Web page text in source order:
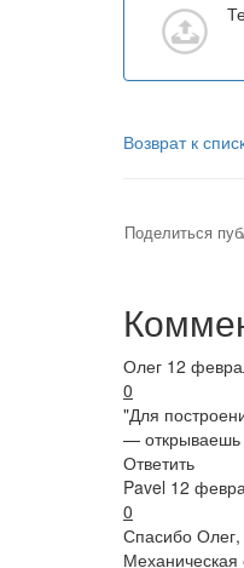
Возврат к
Поделиться
Олег 12
0
"Для
— открываешь
Ответить
Pavel 12
0
Спасибо Олег,